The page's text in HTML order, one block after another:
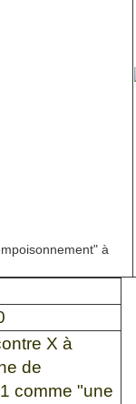
à
X à
de
comme "une